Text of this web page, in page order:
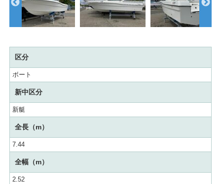
区分
ボート
新中区分
新艇
全長（m）
7.44
全幅（m）
2.52